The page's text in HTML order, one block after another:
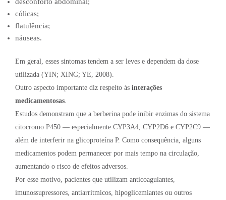
cólicas;
flatulência;
náuseas.
Em geral, esses sintomas tendem a ser leves e dependem da dose
utilizada (YIN; XING; YE, 2008).
Outro aspecto importante diz respeito às interações
medicamentosas.
Estudos demonstram que a berberina pode inibir enzimas do sistema
citocromo P450 — especialmente CYP3A4, CYP2D6 e CYP2C9 —
além de interferir na glicoproteína P. Como consequência, alguns
medicamentos podem permanecer por mais tempo na circulação,
aumentando o risco de efeitos adversos.
Por esse motivo, pacientes que utilizam anticoagulantes,
imunossupressores, antiarrítmicos, hipoglicemiantes ou outros